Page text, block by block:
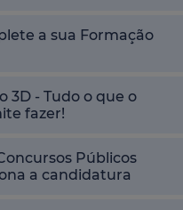
a sua Formação
3D - Tudo o que o
fazer!
Públicos
a candidatura